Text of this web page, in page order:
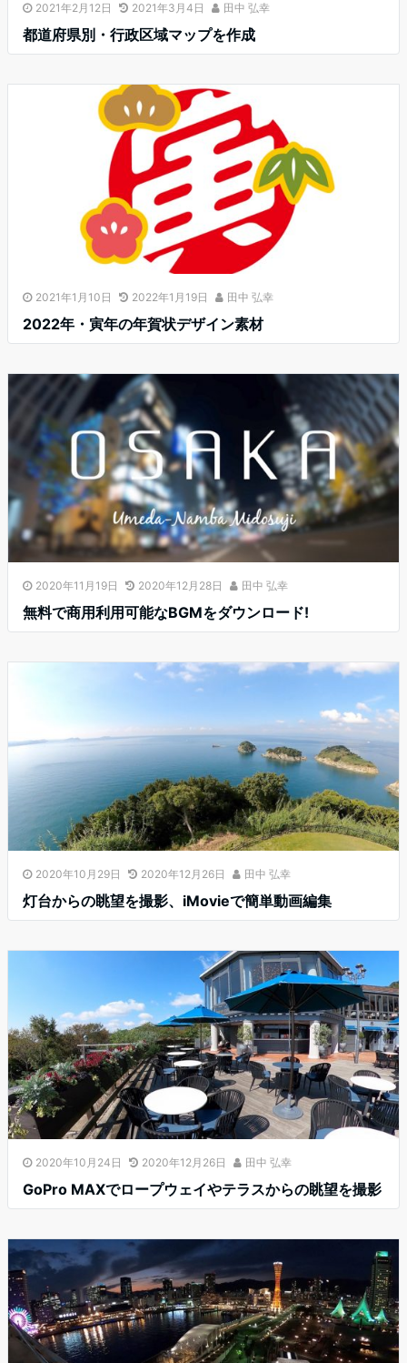
2021年2月12日 2021年3月4日 田中 弘幸
都道府県別・行政区域マップを作成
2021年1月10日 2022年1月19日 田中 弘幸
2022年・寅年の年賀状デザイン素材
2020年11月19日 2020年12月28日 田中 弘幸
無料で商用利用可能なBGMをダウンロード!
2020年10月29日 2020年12月26日 田中 弘幸
灯台からの眺望を撮影、iMovieで簡単動画編集
2020年10月24日 2020年12月26日 田中 弘幸
GoPro MAXでロープウェイやテラスからの眺望を撮影